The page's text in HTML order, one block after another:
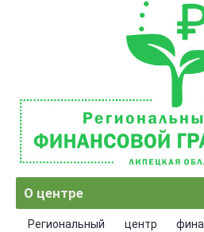
О центре
Региональный центр